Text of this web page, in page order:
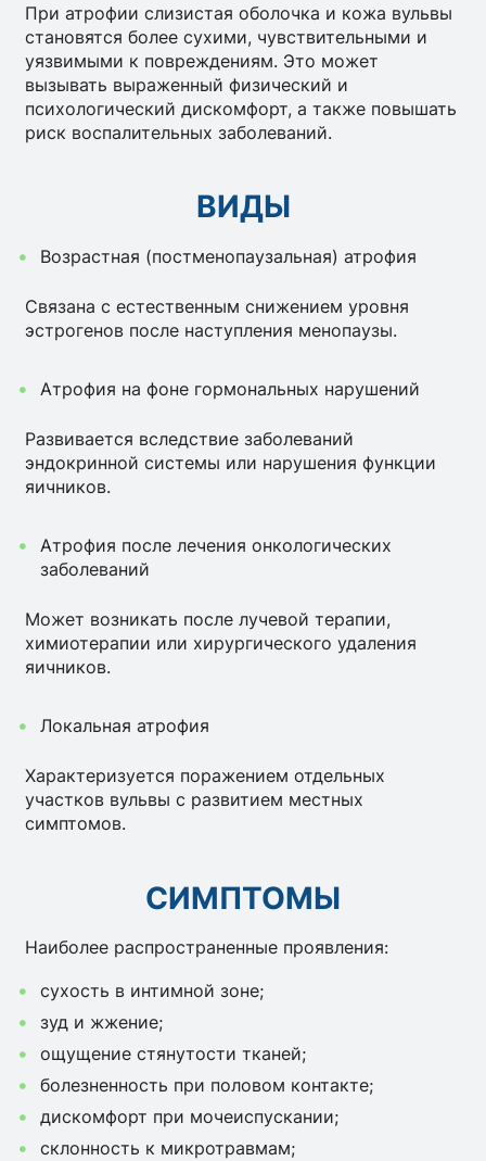
При атрофии слизистая оболочка и кожа вульвы
становятся более сухими, чувствительными и
уязвимыми к повреждениям. Это может
вызывать выраженный физический и
психологический дискомфорт, а также повышать
риск воспалительных заболеваний.
ВИДЫ
Возрастная (постменопаузальная) атрофия
Связана с естественным снижением уровня
эстрогенов после наступления менопаузы.
Атрофия на фоне гормональных нарушений
Развивается вследствие заболеваний
эндокринной системы или нарушения функции
яичников.
Атрофия после лечения онкологических
заболеваний
Может возникать после лучевой терапии,
химиотерапии или хирургического удаления
яичников.
Локальная атрофия
Характеризуется поражением отдельных
участков вульвы с развитием местных
симптомов.
СИМПТОМЫ
Наиболее распространенные проявления:
сухость в интимной зоне;
зуд и жжение;
ощущение стянутости тканей;
болезненность при половом контакте;
дискомфорт при мочеиспускании;
склонность к микротравмам;